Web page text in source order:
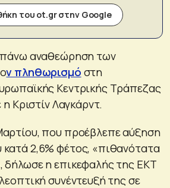
του ot.gr στην Google
αναθεώρηση των
ν πληθωρισμό στη
Κεντρικής Τράπεζας
η Κριστίν Λαγκάρντ.
που προέβλεπε αύξηση
2,6% φέτος, «πιθανότατα
δήλωσε η επικεφαλής της ΕΚΤ
συνέντευξή της σε